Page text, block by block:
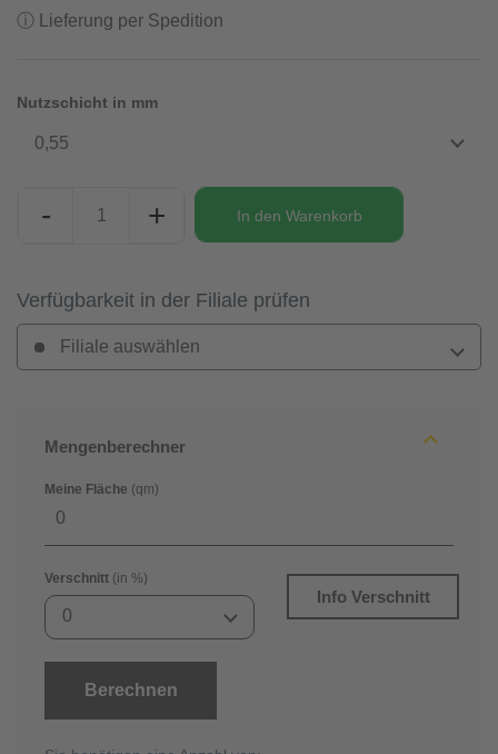
ⓘ Lieferung per Spedition
Nutzschicht in mm
0,55
- + In den Warenkorb
Verfügbarkeit in der Filiale prüfen
Filiale auswählen
Mengenberechner
Meine Fläche (qm)
Verschnitt (in %)
0
Info Verschnitt
Berechnen